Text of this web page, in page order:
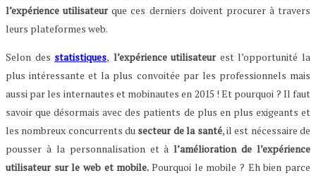
l’expérience utilisateurque ces derniers doivent procurer à travers
leurs plateformes web.
Selon des statistiques, l’expérience utilisateurest l’opportunité la
plus intéressante et la plus convoitée par les professionnels mais
aussi par les internautes et mobinautes en 2015 ! Et pourquoi ? Il faut
savoir que désormais avec des patients de plus en plus exigeants et
les nombreux concurrents du secteur de la santé, il est nécessaire de
pousser à la personnalisation et àl’amélioration de l’expérience
utilisateur sur le web et mobile. Pourquoi le mobile ? Eh bien parce